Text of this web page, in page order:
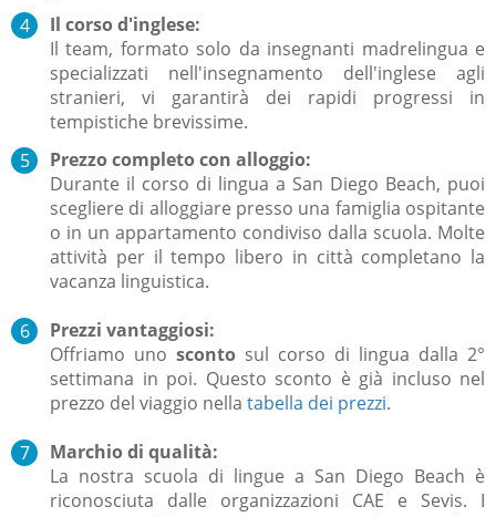
Il corso d'inglese:
Il team, formato solo da insegnanti madrelingua e
specializzati nell'insegnamento dell'inglese agli
stranieri, vi garantirà dei rapidi progressi in
tempistiche brevissime.
Prezzo completo con alloggio:
Durante il corso di lingua a San Diego Beach, puoi
scegliere di alloggiare presso una famiglia ospitante
o in un appartamento condiviso dalla scuola. Molte
attività per il tempo libero in città completano la
vacanza linguistica.
Prezzi vantaggiosi:
Offriamo uno sconto sul corso di lingua dalla 2°
settimana in poi. Questo sconto è già incluso nel
prezzo del viaggio nella tabella dei prezzi.
Marchio di qualità:
La nostra scuola di lingue a San Diego Beach è
riconosciuta dalle organizzazioni CAE e Sevis. I